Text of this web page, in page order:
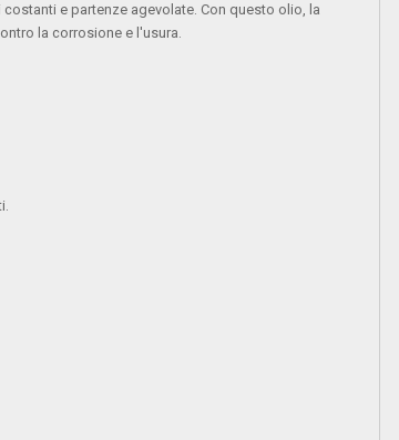
e partenze agevolate. Con questo olio, la
la corrosione e l'usura.